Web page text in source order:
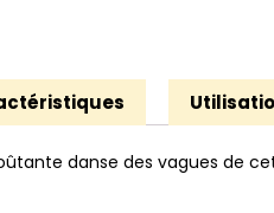
danse des vagues de